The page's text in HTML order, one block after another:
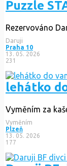
Puzzle
Rezervováno
Daruji
Praha 10
13. 05. 2026
231
lehátko
Vyměním za
Vyměním
Plzeň
13. 05. 2026
177